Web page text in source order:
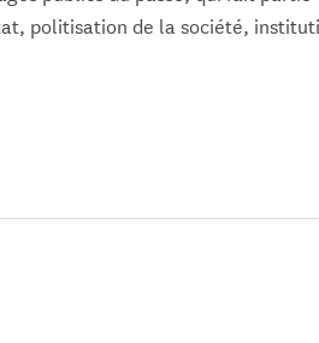
politisation de la société,
rapports entre histoire et
publics du passé.